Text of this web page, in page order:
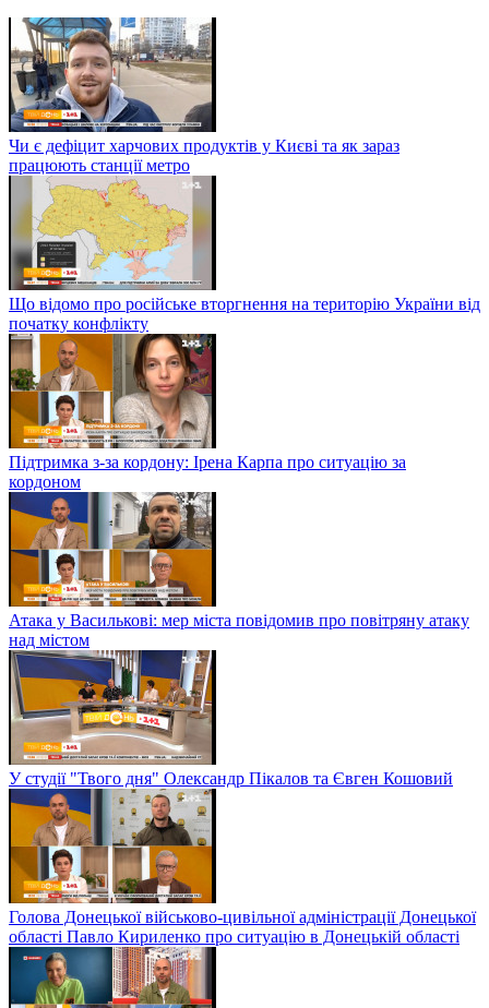
Чи є дефіцит харчових продуктів у Києві та як зараз
працюють станції метро
Що відомо про російське вторгнення на територію України від
початку конфлікту
Підтримка з-за кордону: Ірена Карпа про ситуацію за
кордоном
Атака у Василькові: мер міста повідомив про повітряну атаку
над містом
У студії "Твого дня" Олександр Пікалов та Євген Кошовий
Голова Донецької військово-цивільної адміністрації Донецької
області Павло Кириленко про ситуацію в Донецькій області